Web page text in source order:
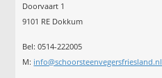
Doorvaart 1
9101 RE Dokkum
Bel: 0514-222005
M: info@schoorsteenvegersfriesland.nl